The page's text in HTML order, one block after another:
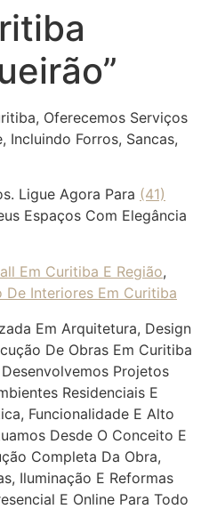
Oferecemos Serviços
Incluindo Forros, Sancas,
Ligue Agora Para (41)
Espaços Com Elegância
Em Curitiba E Região,
De Interiores Em Curitiba
Em Arquitetura, Design
De Obras Em Curitiba
Projetos
Residenciais E
Funcionalidade E Alto
Desde O Conceito E
Completa Da Obra,
Iluminação E Reformas
E Online Para Todo